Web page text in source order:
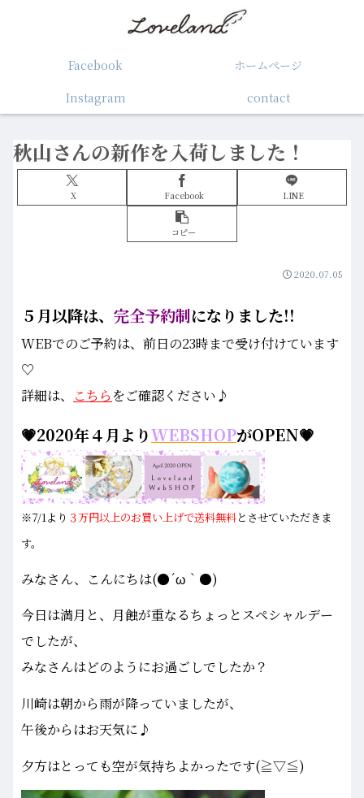
Facebook
ホームぺージ
Instagram
contact
秋山さんの新作を入荷しました！
X Facebook LINE
コピー
2020.07.05
５月以降は、 完全予約制になりました!!
WEBでのご予約は、前日の23時まで受け付けています
♡
詳細は、
こちら をご確認ください♪
💗2020年４月よりWEBSHOPがOPEN💗
※7/1より ３万円以上のお買い上げで送料無料とさせていただきま
す。
みなさん、こんにちは(●´ω｀●)
今日は満月と、月蝕が重なるちょっとスペシャルデー
でしたが、
みなさんはどのようにお過ごしでしたか？
川崎は朝から雨が降っていましたが、
午後からはお天気に♪
夕方はとっても空が気持ちよかったです(≧▽≦)